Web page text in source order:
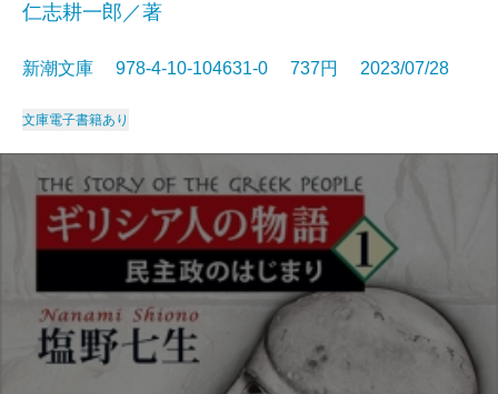
仁志耕一郎／著
新潮文庫 978-4-10-104631-0 737円 2023/07/28
文庫電子書籍あり